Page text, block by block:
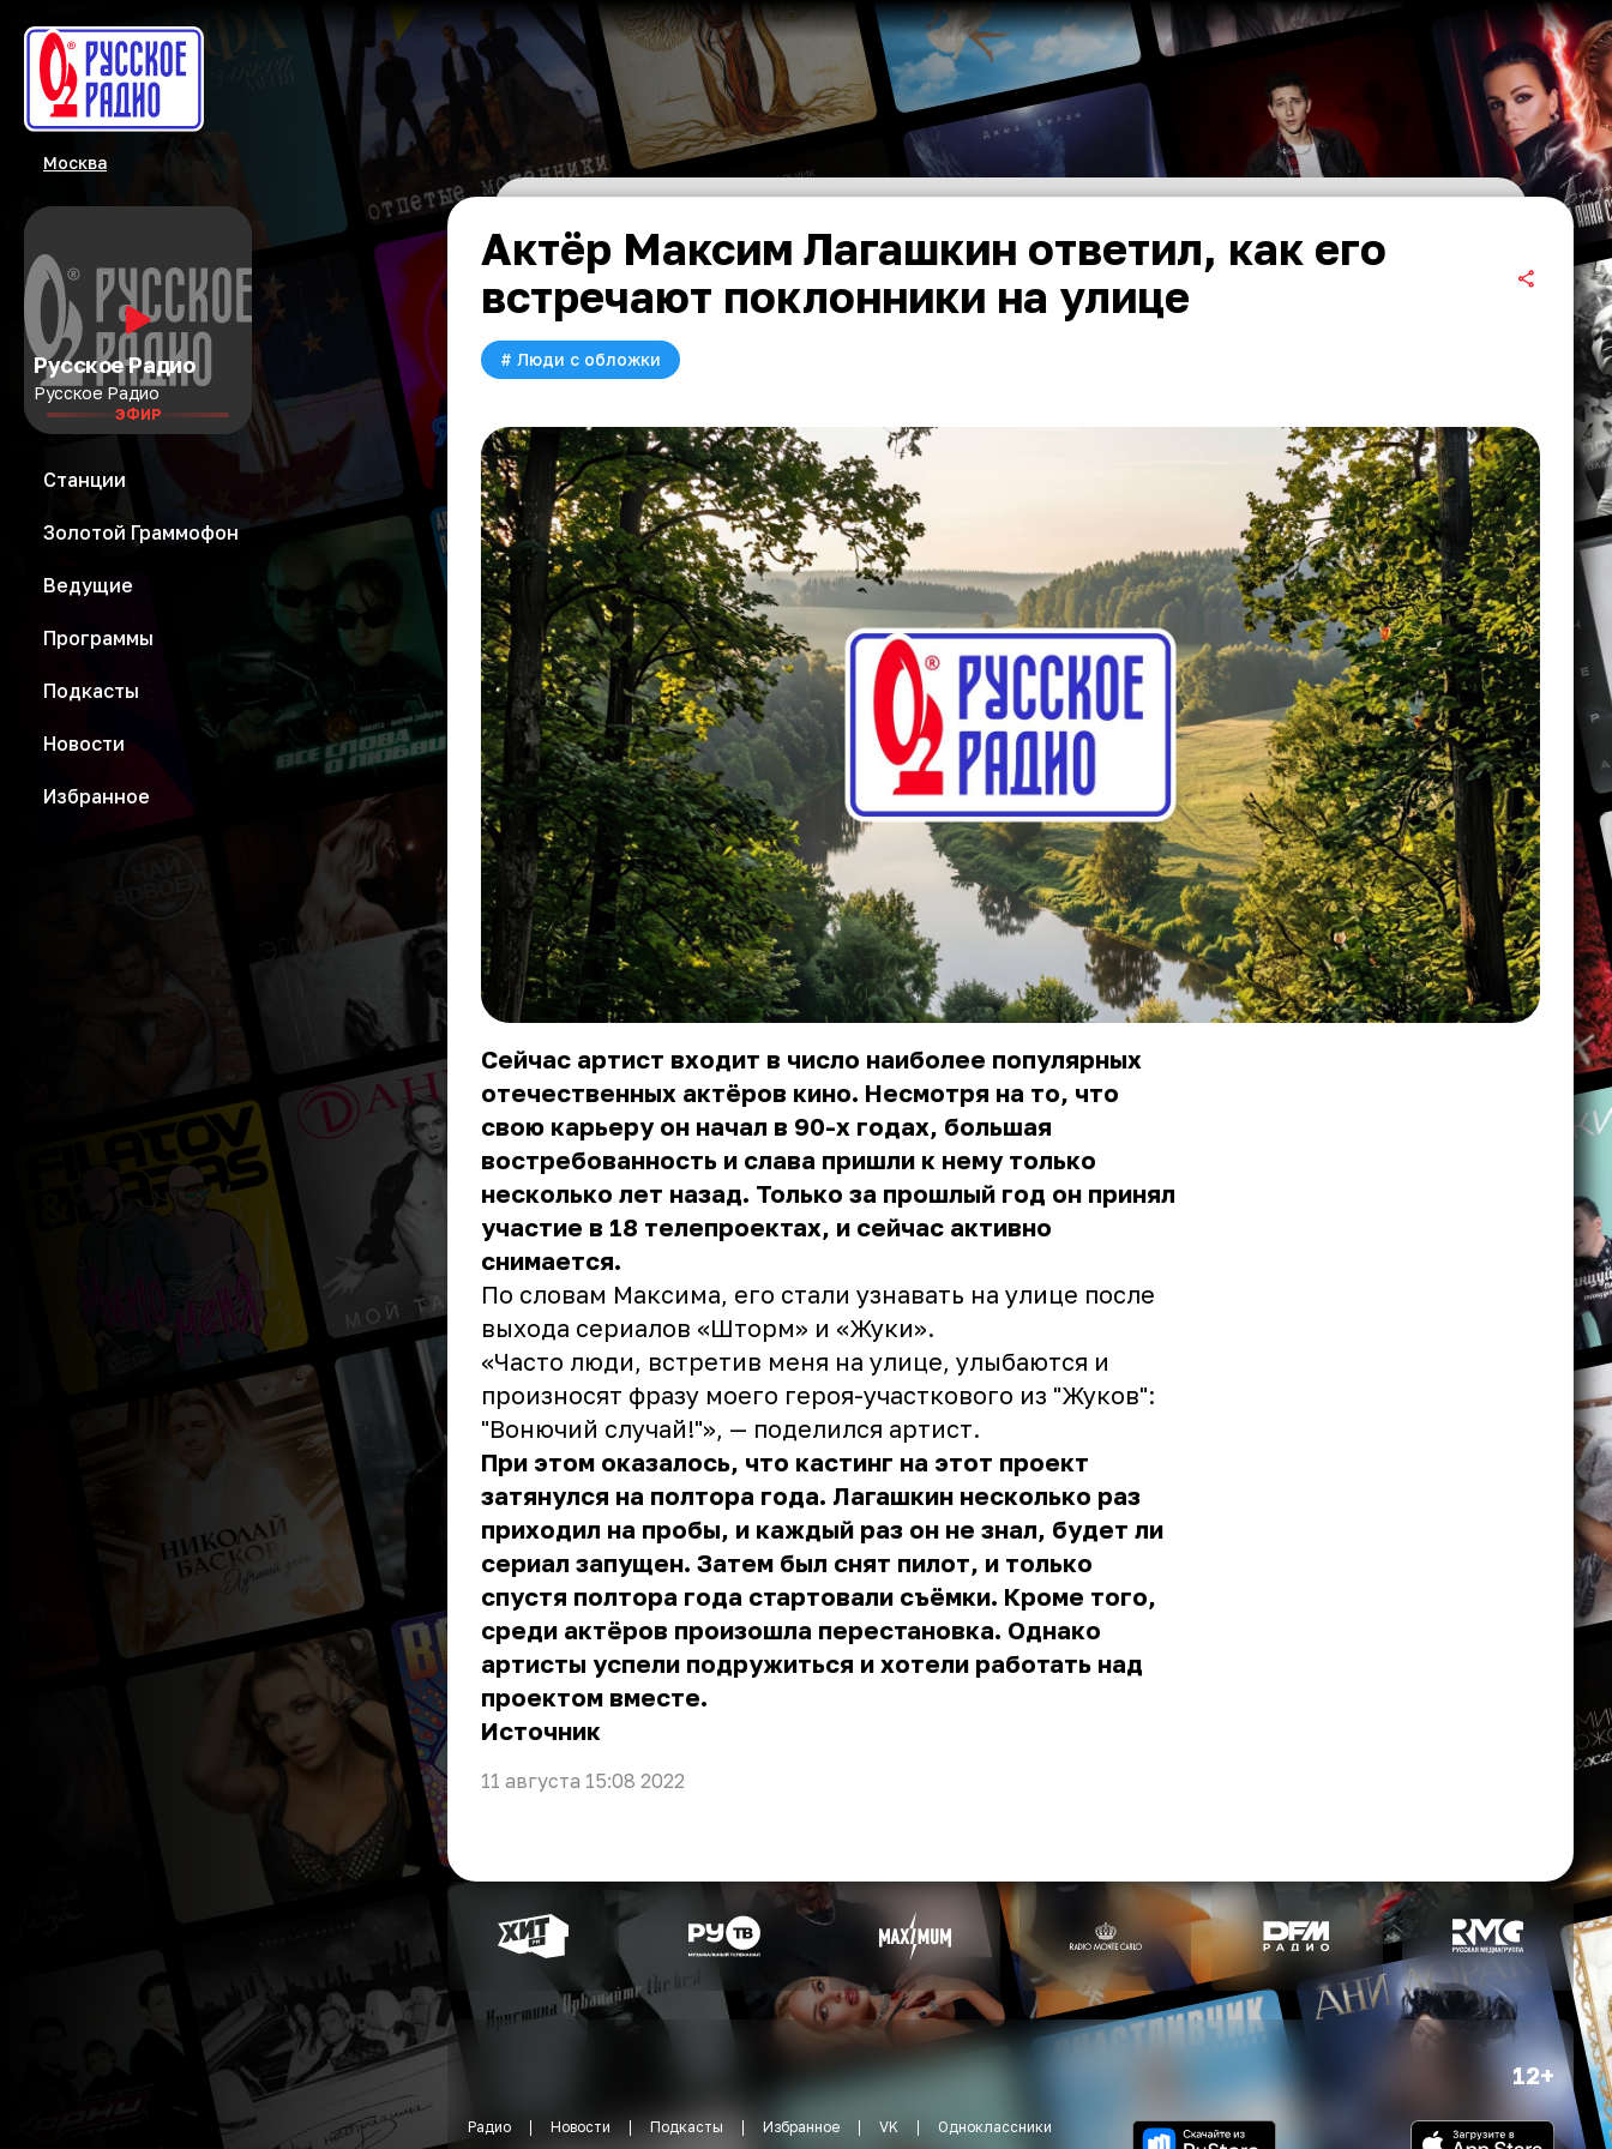
Москва
Русское Радио
Русское Радио
ЭФИР
Станции
Золотой Граммофон
Ведущие
Программы
Подкасты
Новости
Избранное
Актёр Максим Лагашкин ответил, как его
встречают поклонники на улице
# Люди с обложки
Сейчас артист входит в число наиболее популярных
отечественных актёров кино. Несмотря на то, что
свою карьеру он начал в 90-х годах, большая
востребованность и слава пришли к нему только
несколько лет назад. Только за прошлый год он принял
участие в 18 телепроектах, и сейчас активно
снимается.
По словам Максима, его стали узнавать на улице после
выхода сериалов «Шторм» и «Жуки».
«Часто люди, встретив меня на улице, улыбаются и
произносят фразу моего героя-участкового из "Жуков":
"Вонючий случай!"», — поделился артист.
При этом оказалось, что кастинг на этот проект
затянулся на полтора года. Лагашкин несколько раз
приходил на пробы, и каждый раз он не знал, будет ли
сериал запущен. Затем был снят пилот, и только
спустя полтора года стартовали съёмки. Кроме того,
среди актёров произошла перестановка. Однако
артисты успели подружиться и хотели работать над
проектом вместе.
Источник
11 августа 15:08 2022
12+
Радио Новости Подкасты Избранное VK Одноклассники